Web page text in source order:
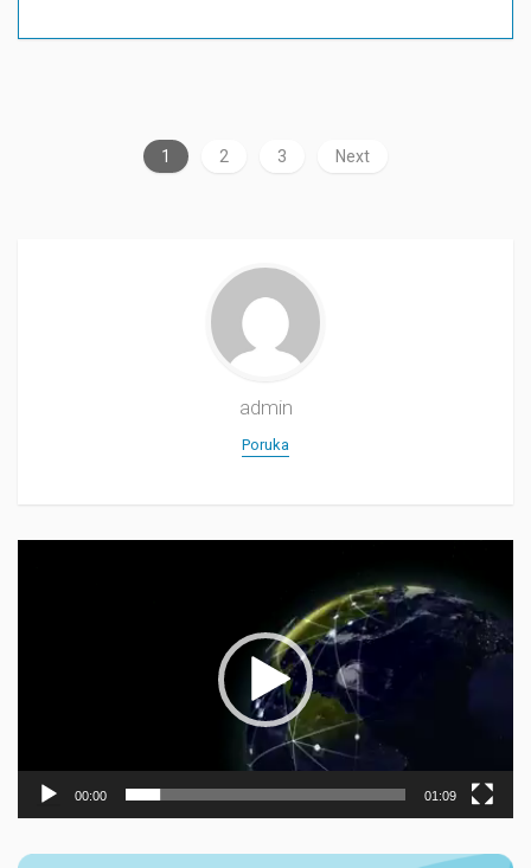
1 2 3 Next
admin
Poruka
00:00 01:09